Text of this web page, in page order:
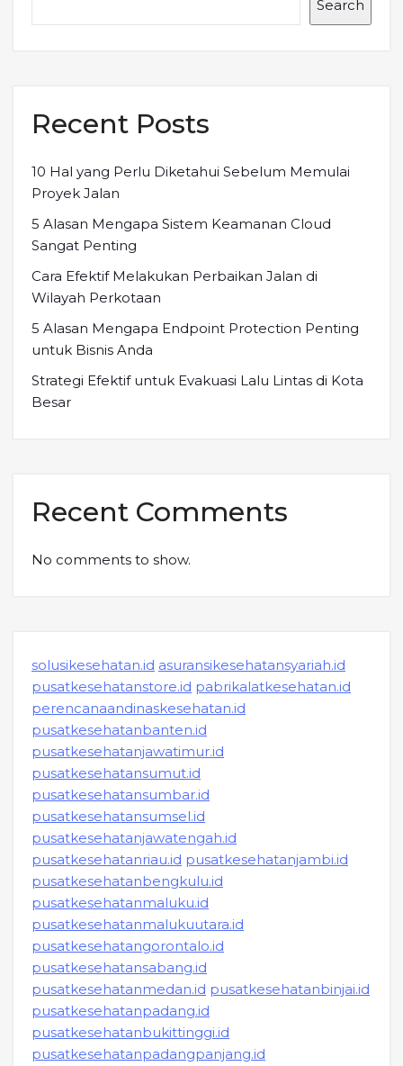
Search
Recent Posts
10 Hal yang Perlu Diketahui Sebelum Memulai
Proyek Jalan
5 Alasan Mengapa Sistem Keamanan Cloud
Sangat Penting
Cara Efektif Melakukan Perbaikan Jalan di
Wilayah Perkotaan
5 Alasan Mengapa Endpoint Protection Penting
untuk Bisnis Anda
Strategi Efektif untuk Evakuasi Lalu Lintas di Kota
Besar
Recent Comments
No comments to show.
solusikesehatan.id asuransikesehatansyariah.id
pusatkesehatanstore.id pabrikalatkesehatan.id
perencanaandinaskesehatan.id
pusatkesehatanbanten.id
pusatkesehatanjawatimur.id
pusatkesehatansumut.id
pusatkesehatansumbar.id
pusatkesehatansumsel.id
pusatkesehatanjawatengah.id
pusatkesehatanriau.id pusatkesehatanjambi.id
pusatkesehatanbengkulu.id
pusatkesehatanmaluku.id
pusatkesehatanmalukuutara.id
pusatkesehatangorontalo.id
pusatkesehatansabang.id
pusatkesehatanmedan.id pusatkesehatanbinjai.id
pusatkesehatanpadang.id
pusatkesehatanbukittinggi.id
pusatkesehatanpadangpanjang.id